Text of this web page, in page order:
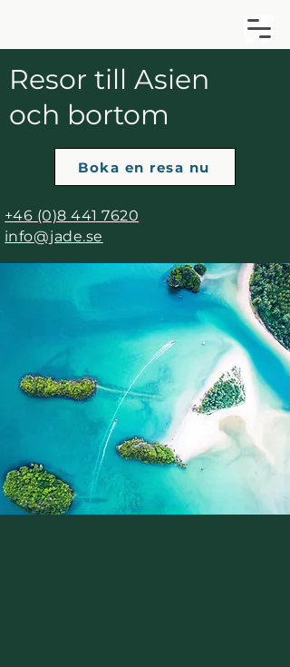
Resor till Asien
och bortom
Boka en resa nu
+46 (0)8 441 7620
info@jade.se